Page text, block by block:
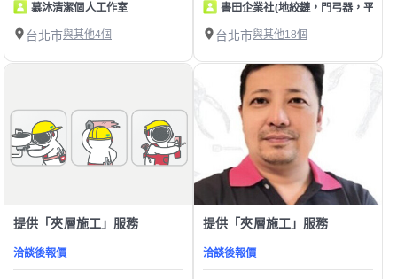
慕沐清潔個人工作室
台北市與其他4個
書田企業社(地絞鏈，門弓器，平推
台北市與其他18個
提供「夾層施工」服務
洽談後報價
提供「夾層施工」服務
洽談後報價